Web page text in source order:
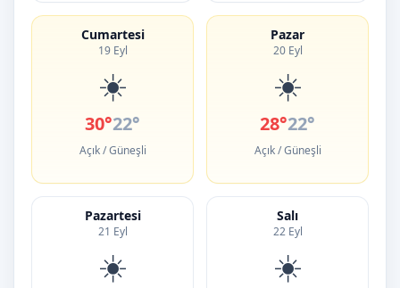
Cumartesi
19 Eyl
☀️
30°22°
Açık / Güneşli
Pazar
20 Eyl
☀️
28°22°
Açık / Güneşli
Pazartesi
21 Eyl
☀️
Salı
22 Eyl
☀️